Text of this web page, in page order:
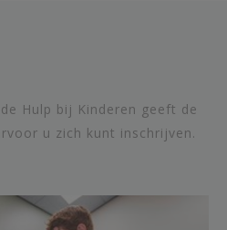
Hulp bij Kinderen geeft de
u zich kunt inschrijven.